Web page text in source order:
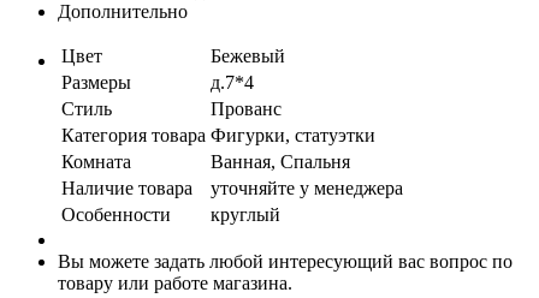
Дополнительно
Цвет
Бежевый
Размеры
д.7*4
Стиль
Прованс
Категория товара Фигурки, статуэтки
Комната
Ванная, Спальня
Наличие товара
уточняйте у менеджера
Особенности
круглый
Вы можете задать любой интересующий вас вопрос по
товару или работе магазина.